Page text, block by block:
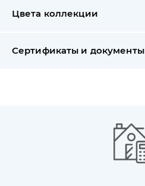
Цвета коллекции
Сертификаты и документы